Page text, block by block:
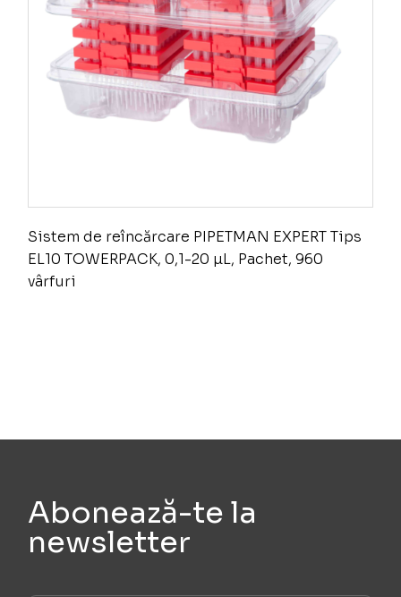
Sistem de reîncărcare PIPETMAN EXPERT Tips
EL10 TOWERPACK, 0,1-20 µL, Pachet, 960
vârfuri
Abonează-te la
newsletter